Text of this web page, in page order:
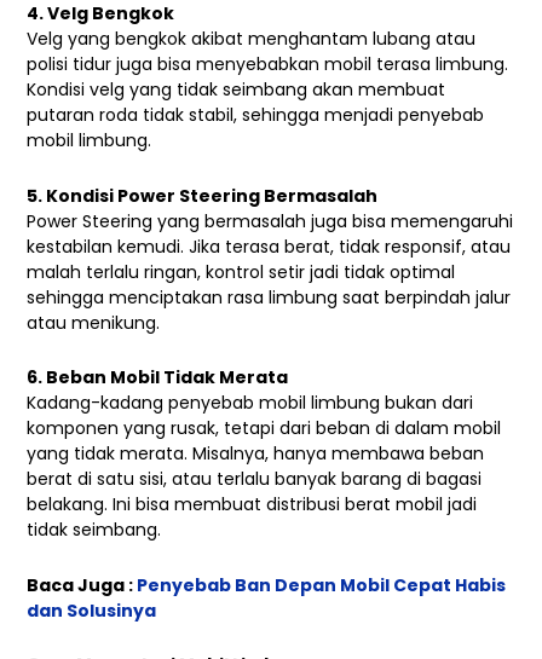
4. Velg Bengkok
Velg yang bengkok akibat menghantam lubang atau
polisi tidur juga bisa menyebabkan mobil terasa limbung.
Kondisi velg yang tidak seimbang akan membuat
putaran roda tidak stabil, sehingga menjadi penyebab
mobil limbung.
5. Kondisi Power Steering Bermasalah
Power Steering yang bermasalah juga bisa memengaruhi
kestabilan kemudi. Jika terasa berat, tidak responsif, atau
malah terlalu ringan, kontrol setir jadi tidak optimal
sehingga menciptakan rasa limbung saat berpindah jalur
atau menikung.
6. Beban Mobil Tidak Merata
Kadang-kadang penyebab mobil limbung bukan dari
komponen yang rusak, tetapi dari beban di dalam mobil
yang tidak merata. Misalnya, hanya membawa beban
berat di satu sisi, atau terlalu banyak barang di bagasi
belakang. Ini bisa membuat distribusi berat mobil jadi
tidak seimbang.
Baca Juga : Penyebab Ban Depan Mobil Cepat Habis
dan Solusinya